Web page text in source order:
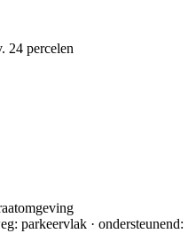
24 percelen
parkeervlak · ondersteunend: